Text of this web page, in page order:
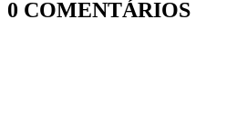
0 COMENTÁRIOS